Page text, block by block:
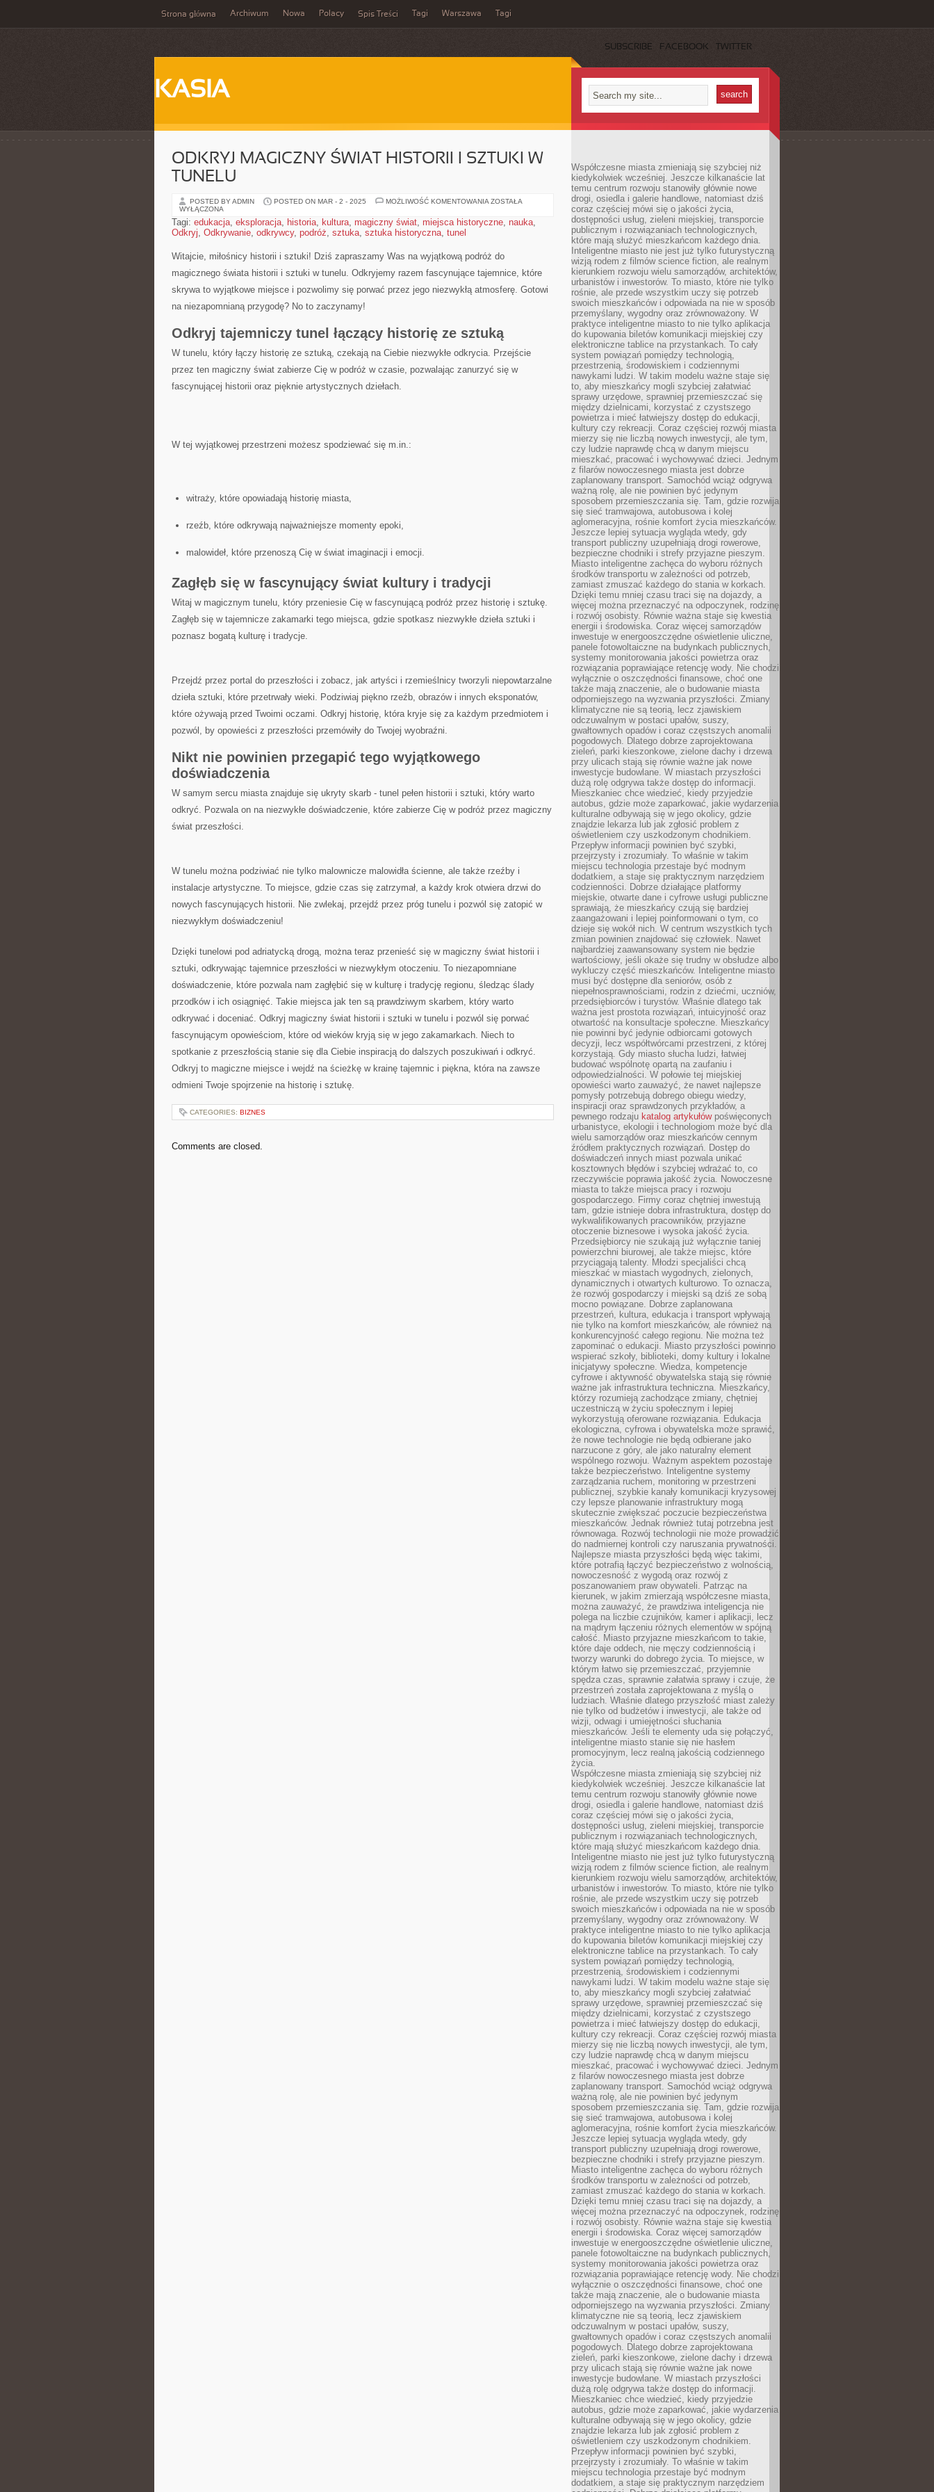
Strona główna Archiwum Nowa Polacy Spis Treści Tagi Warszawa Tagi
SUBSCRIBE FACEBOOK TWITTER
KASIA
ODKRYJ MAGICZNY ŚWIAT HISTORII I SZTUKI W
TUNELU
POSTED BY ADMIN POSTED ON MAR - 2 - 2025 MOŻLIWOŚĆ KOMENTOWANIA ODKRYJ
HISTORII
TUNELU
ZOSTAŁA
WYŁĄCZONA
Tagi: edukacja, eksploracja, historia, kultura, magiczny świat, miejsca historyczne, nauka,
Odkryj, Odkrywanie, odkrywcy, podróż, sztuka, sztuka historyczna, tunel
Witajcie, miłośnicy historii i sztuki!⁢ Dziś zapraszamy Was na wyjątkową podróż do
magicznego świata historii i sztuki w⁤ tunelu.⁢ Odkryjemy​ razem fascynujące tajemnice, które
skrywa to wyjątkowe miejsce i pozwolimy się porwać przez jego niezwykłą atmosferę. Gotowi
na ​niezapomnianą przygodę? No to zaczynamy!
Odkryj tajemniczy⁣ tunel‍ łączący historię ze ‍sztuką
W tunelu, który łączy historię ze sztuką, czekają na Ciebie niezwykłe odkrycia.⁢ Przejście
⁣przez ten magiczny świat zabierze Cię w podróż w czasie, pozwalając zanurzyć⁤ się w
fascynującej historii ‍oraz pięknie ‌artystycznych dziełach.
W tej ‌wyjątkowej przestrzeni​ możesz ⁣spodziewać się m.in.:
witraży,⁣ które opowiadają ‌historię miasta,
rzeźb, które odkrywają⁤ najważniejsze momenty⁢ epoki,
malowideł, które przenoszą Cię w świat imaginacji i⁢ emocji.
Zagłęb⁣ się w⁣ fascynujący świat kultury⁤ i tradycji
Witaj w magicznym tunelu, który‍ przeniesie Cię w fascynującą podróż przez ⁤historię i sztukę.
Zagłęb się w‍ tajemnicze zakamarki tego miejsca, gdzie spotkasz niezwykłe dzieła sztuki ⁣i
poznasz​ bogatą kulturę i tradycje.
Przejdź przez portal do ⁤przeszłości i zobacz,⁤ jak artyści i rzemieślnicy tworzyli niepowtarzalne
dzieła sztuki, które przetrwały wieki. Podziwiaj piękno rzeźb, obrazów ⁣i innych eksponatów,
które ożywają⁣ przed Twoimi‍ oczami. Odkryj historię, która kryje ​się za ⁢każdym‍ przedmiotem​ i⁣
pozwól,⁤ by opowieści z przeszłości przemówiły do Twojej⁣ wyobraźni.
Nikt⁢ nie powinien przegapić tego wyjątkowego
doświadczenia
W samym sercu miasta znajduje się ukryty skarb ⁣- tunel ⁤pełen historii i sztuki, który warto
odkryć. Pozwala on na ⁢niezwykłe doświadczenie, które zabierze​ Cię​ w podróż przez magiczny
świat przeszłości.
W tunelu można podziwiać nie tylko malownicze malowidła ścienne, ale także rzeźby​ i
instalacje⁤ artystyczne.⁢ To ‍miejsce, gdzie czas się zatrzymał, a każdy​ krok ⁤otwiera drzwi do
nowych ‌fascynujących ⁢historii. ‌Nie zwlekaj, przejdź przez próg tunelu i pozwól się zatopić w
niezwykłym doświadczeniu!
Dzięki tunelowi pod⁢ adriatycką drogą, ‍można teraz‍ przenieść się w ⁢magiczny ⁢świat historii i
sztuki, odkrywając tajemnice przeszłości w‌ niezwykłym otoczeniu. ⁢To​ niezapomniane
‍doświadczenie, które pozwala nam zagłębić się w kulturę i tradycję⁣ regionu, śledząc ślady
przodków i‍ ich osiągnięć. Takie miejsca jak ​ten są prawdziwym skarbem, który warto
odkrywać ⁢i doceniać. Odkryj magiczny‍ świat historii i sztuki⁢ w tunelu i pozwól się porwać
fascynującym opowieściom, które od ⁣wieków kryją się w jego zakamarkach. Niech to
spotkanie ⁢z przeszłością stanie się dla Ciebie inspiracją do dalszych poszukiwań i ​odkryć.
Odkryj to⁣ magiczne miejsce i wejdź na ścieżkę w krainę ⁣tajemnic i ⁢piękna, która na ⁢zawsze
odmieni Twoje spojrzenie na‍ historię i sztukę.
CATEGORIES: BIZNES
Comments are closed.
Współczesne miasta zmieniają się szybciej niż
kiedykolwiek wcześniej. Jeszcze kilkanaście lat
temu centrum rozwoju stanowiły głównie nowe
drogi, osiedla i galerie handlowe, natomiast dziś
coraz częściej mówi się o jakości życia,
dostępności usług, zieleni miejskiej, transporcie
publicznym i rozwiązaniach technologicznych,
które mają służyć mieszkańcom każdego dnia.
Inteligentne miasto nie jest już tylko futurystyczną
wizją rodem z filmów science fiction, ale realnym
kierunkiem rozwoju wielu samorządów, architektów,
urbanistów i inwestorów. To miasto, które nie tylko
rośnie, ale przede wszystkim uczy się potrzeb
swoich mieszkańców i odpowiada na nie w sposób
przemyślany, wygodny oraz zrównoważony. W
praktyce inteligentne miasto to nie tylko aplikacja
do kupowania biletów komunikacji miejskiej czy
elektroniczne tablice na przystankach. To cały
system powiązań pomiędzy technologią,
przestrzenią, środowiskiem i codziennymi
nawykami ludzi. W takim modelu ważne staje się
to, aby mieszkańcy mogli szybciej załatwiać
sprawy urzędowe, sprawniej przemieszczać się
między dzielnicami, korzystać z czystszego
powietrza i mieć łatwiejszy dostęp do edukacji,
kultury czy rekreacji. Coraz częściej rozwój miasta
mierzy się nie liczbą nowych inwestycji, ale tym,
czy ludzie naprawdę chcą w danym miejscu
mieszkać, pracować i wychowywać dzieci. Jednym
z filarów nowoczesnego miasta jest dobrze
zaplanowany transport. Samochód wciąż odgrywa
ważną rolę, ale nie powinien być jedynym
sposobem przemieszczania się. Tam, gdzie rozwija
się sieć tramwajowa, autobusowa i kolej
aglomeracyjna, rośnie komfort życia mieszkańców.
Jeszcze lepiej sytuacja wygląda wtedy, gdy
transport publiczny uzupełniają drogi rowerowe,
bezpieczne chodniki i strefy przyjazne pieszym.
Miasto inteligentne zachęca do wyboru różnych
środków transportu w zależności od potrzeb,
zamiast zmuszać każdego do stania w korkach.
Dzięki temu mniej czasu traci się na dojazdy, a
więcej można przeznaczyć na odpoczynek, rodzinę
i rozwój osobisty. Równie ważna staje się kwestia
energii i środowiska. Coraz więcej samorządów
inwestuje w energooszczędne oświetlenie uliczne,
panele fotowoltaiczne na budynkach publicznych,
systemy monitorowania jakości powietrza oraz
rozwiązania poprawiające retencję wody. Nie chodzi
wyłącznie o oszczędności finansowe, choć one
także mają znaczenie, ale o budowanie miasta
odporniejszego na wyzwania przyszłości. Zmiany
klimatyczne nie są teorią, lecz zjawiskiem
odczuwalnym w postaci upałów, suszy,
gwałtownych opadów i coraz częstszych anomalii
pogodowych. Dlatego dobrze zaprojektowana
zieleń, parki kieszonkowe, zielone dachy i drzewa
przy ulicach stają się równie ważne jak nowe
inwestycje budowlane. W miastach przyszłości
dużą rolę odgrywa także dostęp do informacji.
Mieszkaniec chce wiedzieć, kiedy przyjedzie
autobus, gdzie może zaparkować, jakie wydarzenia
kulturalne odbywają się w jego okolicy, gdzie
znajdzie lekarza lub jak zgłosić problem z
oświetleniem czy uszkodzonym chodnikiem.
Przepływ informacji powinien być szybki,
przejrzysty i zrozumiały. To właśnie w takim
miejscu technologia przestaje być modnym
dodatkiem, a staje się praktycznym narzędziem
codzienności. Dobrze działające platformy
miejskie, otwarte dane i cyfrowe usługi publiczne
sprawiają, że mieszkańcy czują się bardziej
zaangażowani i lepiej poinformowani o tym, co
dzieje się wokół nich. W centrum wszystkich tych
zmian powinien znajdować się człowiek. Nawet
najbardziej zaawansowany system nie będzie
wartościowy, jeśli okaże się trudny w obsłudze albo
wykluczy część mieszkańców. Inteligentne miasto
musi być dostępne dla seniorów, osób z
niepełnosprawnościami, rodzin z dziećmi, uczniów,
przedsiębiorców i turystów. Właśnie dlatego tak
ważna jest prostota rozwiązań, intuicyjność oraz
otwartość na konsultacje społeczne. Mieszkańcy
nie powinni być jedynie odbiorcami gotowych
decyzji, lecz współtwórcami przestrzeni, z której
korzystają. Gdy miasto słucha ludzi, łatwiej
budować wspólnotę opartą na zaufaniu i
odpowiedzialności. W połowie tej miejskiej
opowieści warto zauważyć, że nawet najlepsze
pomysły potrzebują dobrego obiegu wiedzy,
inspiracji oraz sprawdzonych przykładów, a
pewnego rodzaju katalog artykułówpoświęconych
urbanistyce, ekologii i technologiom może być dla
wielu samorządów oraz mieszkańców cennym
źródłem praktycznych rozwiązań. Dostęp do
doświadczeń innych miast pozwala unikać
kosztownych błędów i szybciej wdrażać to, co
rzeczywiście poprawia jakość życia. Nowoczesne
miasta to także miejsca pracy i rozwoju
gospodarczego. Firmy coraz chętniej inwestują
tam, gdzie istnieje dobra infrastruktura, dostęp do
wykwalifikowanych pracowników, przyjazne
otoczenie biznesowe i wysoka jakość życia.
Przedsiębiorcy nie szukają już wyłącznie taniej
powierzchni biurowej, ale także miejsc, które
przyciągają talenty. Młodzi specjaliści chcą
mieszkać w miastach wygodnych, zielonych,
dynamicznych i otwartych kulturowo. To oznacza,
że rozwój gospodarczy i miejski są dziś ze sobą
mocno powiązane. Dobrze zaplanowana
przestrzeń, kultura, edukacja i transport wpływają
nie tylko na komfort mieszkańców, ale również na
konkurencyjność całego regionu. Nie można też
zapominać o edukacji. Miasto przyszłości powinno
wspierać szkoły, biblioteki, domy kultury i lokalne
inicjatywy społeczne. Wiedza, kompetencje
cyfrowe i aktywność obywatelska stają się równie
ważne jak infrastruktura techniczna. Mieszkańcy,
którzy rozumieją zachodzące zmiany, chętniej
uczestniczą w życiu społecznym i lepiej
wykorzystują oferowane rozwiązania. Edukacja
ekologiczna, cyfrowa i obywatelska może sprawić,
że nowe technologie nie będą odbierane jako
narzucone z góry, ale jako naturalny element
wspólnego rozwoju. Ważnym aspektem pozostaje
także bezpieczeństwo. Inteligentne systemy
zarządzania ruchem, monitoring w przestrzeni
publicznej, szybkie kanały komunikacji kryzysowej
czy lepsze planowanie infrastruktury mogą
skutecznie zwiększać poczucie bezpieczeństwa
mieszkańców. Jednak również tutaj potrzebna jest
równowaga. Rozwój technologii nie może prowadzić
do nadmiernej kontroli czy naruszania prywatności.
Najlepsze miasta przyszłości będą więc takimi,
które potrafią łączyć bezpieczeństwo z wolnością,
nowoczesność z wygodą oraz rozwój z
poszanowaniem praw obywateli. Patrząc na
kierunek, w jakim zmierzają współczesne miasta,
można zauważyć, że prawdziwa inteligencja nie
polega na liczbie czujników, kamer i aplikacji, lecz
na mądrym łączeniu różnych elementów w spójną
całość. Miasto przyjazne mieszkańcom to takie,
które daje oddech, nie męczy codziennością i
tworzy warunki do dobrego życia. To miejsce, w
którym łatwo się przemieszczać, przyjemnie
spędza czas, sprawnie załatwia sprawy i czuje, że
przestrzeń została zaprojektowana z myślą o
ludziach. Właśnie dlatego przyszłość miast zależy
nie tylko od budżetów i inwestycji, ale także od
wizji, odwagi i umiejętności słuchania
mieszkańców. Jeśli te elementy uda się połączyć,
inteligentne miasto stanie się nie hasłem
promocyjnym, lecz realną jakością codziennego
życia.
Współczesne miasta zmieniają się szybciej niż
kiedykolwiek wcześniej. Jeszcze kilkanaście lat
temu centrum rozwoju stanowiły głównie nowe
drogi, osiedla i galerie handlowe, natomiast dziś
coraz częściej mówi się o jakości życia,
dostępności usług, zieleni miejskiej, transporcie
publicznym i rozwiązaniach technologicznych,
które mają służyć mieszkańcom każdego dnia.
Inteligentne miasto nie jest już tylko futurystyczną
wizją rodem z filmów science fiction, ale realnym
kierunkiem rozwoju wielu samorządów, architektów,
urbanistów i inwestorów. To miasto, które nie tylko
rośnie, ale przede wszystkim uczy się potrzeb
swoich mieszkańców i odpowiada na nie w sposób
przemyślany, wygodny oraz zrównoważony. W
praktyce inteligentne miasto to nie tylko aplikacja
do kupowania biletów komunikacji miejskiej czy
elektroniczne tablice na przystankach. To cały
system powiązań pomiędzy technologią,
przestrzenią, środowiskiem i codziennymi
nawykami ludzi. W takim modelu ważne staje się
to, aby mieszkańcy mogli szybciej załatwiać
sprawy urzędowe, sprawniej przemieszczać się
między dzielnicami, korzystać z czystszego
powietrza i mieć łatwiejszy dostęp do edukacji,
kultury czy rekreacji. Coraz częściej rozwój miasta
mierzy się nie liczbą nowych inwestycji, ale tym,
czy ludzie naprawdę chcą w danym miejscu
mieszkać, pracować i wychowywać dzieci. Jednym
z filarów nowoczesnego miasta jest dobrze
zaplanowany transport. Samochód wciąż odgrywa
ważną rolę, ale nie powinien być jedynym
sposobem przemieszczania się. Tam, gdzie rozwija
się sieć tramwajowa, autobusowa i kolej
aglomeracyjna, rośnie komfort życia mieszkańców.
Jeszcze lepiej sytuacja wygląda wtedy, gdy
transport publiczny uzupełniają drogi rowerowe,
bezpieczne chodniki i strefy przyjazne pieszym.
Miasto inteligentne zachęca do wyboru różnych
środków transportu w zależności od potrzeb,
zamiast zmuszać każdego do stania w korkach.
Dzięki temu mniej czasu traci się na dojazdy, a
więcej można przeznaczyć na odpoczynek, rodzinę
i rozwój osobisty. Równie ważna staje się kwestia
energii i środowiska. Coraz więcej samorządów
inwestuje w energooszczędne oświetlenie uliczne,
panele fotowoltaiczne na budynkach publicznych,
systemy monitorowania jakości powietrza oraz
rozwiązania poprawiające retencję wody. Nie chodzi
wyłącznie o oszczędności finansowe, choć one
także mają znaczenie, ale o budowanie miasta
odporniejszego na wyzwania przyszłości. Zmiany
klimatyczne nie są teorią, lecz zjawiskiem
odczuwalnym w postaci upałów, suszy,
gwałtownych opadów i coraz częstszych anomalii
pogodowych. Dlatego dobrze zaprojektowana
zieleń, parki kieszonkowe, zielone dachy i drzewa
przy ulicach stają się równie ważne jak nowe
inwestycje budowlane. W miastach przyszłości
dużą rolę odgrywa także dostęp do informacji.
Mieszkaniec chce wiedzieć, kiedy przyjedzie
autobus, gdzie może zaparkować, jakie wydarzenia
kulturalne odbywają się w jego okolicy, gdzie
znajdzie lekarza lub jak zgłosić problem z
oświetleniem czy uszkodzonym chodnikiem.
Przepływ informacji powinien być szybki,
przejrzysty i zrozumiały. To właśnie w takim
miejscu technologia przestaje być modnym
dodatkiem, a staje się praktycznym narzędziem